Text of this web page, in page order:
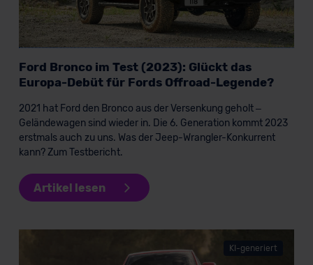
Ford Bronco im Test (2023): Glückt das
Europa-Debüt für Fords Offroad-Legende?
2021 hat Ford den Bronco aus der Versenkung geholt –
Geländewagen sind wieder in. Die 6. Generation kommt 2023
erstmals auch zu uns. Was der Jeep-Wrangler-Konkurrent
kann? Zum Testbericht.
Artikel lesen
KI-generiert